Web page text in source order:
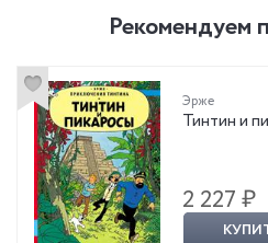
Рекомендуем
Эрже
Тинтин и
2 227 ₽